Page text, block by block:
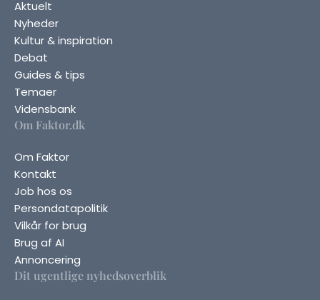
Aktuelt
Nyheder
Kultur & inspiration
Debat
Guides & tips
Temaer
Vidensbank
Om Faktor.dk
Om Faktor
Kontakt
Job hos os
Persondatapolitik
Vilkår for brug
Brug af AI
Annoncering
Dit ugentlige nyhedsoverblik